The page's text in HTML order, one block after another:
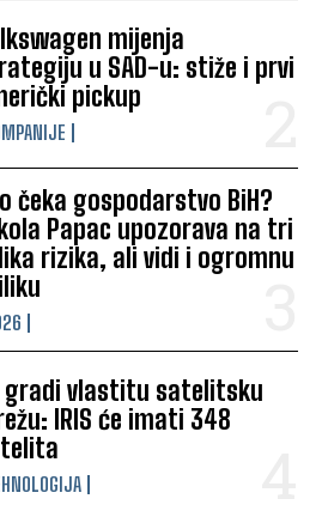
mijenja
u SAD-u: stiže i prvi
pickup
čeka gospodarstvo BiH?
Papac upozorava na tri
rizika, ali vidi i ogromnu
gradi vlastitu satelitsku
IRIS će imati 348